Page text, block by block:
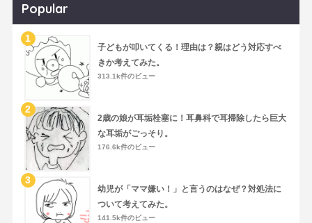
Popular
子どもが叩いてくる！理由は？親はどう対応すべ
きか考えてみた。
313.1k件のビュー
2歳の娘が耳垢栓塞に！耳鼻科で耳掃除したら巨大
な耳垢がごっそり。
176.6k件のビュー
幼児が「ママ嫌い！」と言うのはなぜ？対処法に
ついて考えてみた。
141.5k件のビュー